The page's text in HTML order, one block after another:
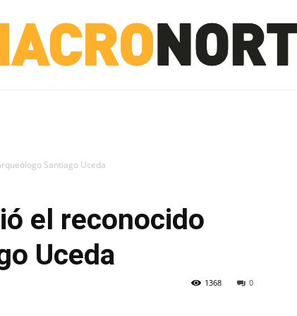
Santiago Uceda
el reconocido
Uceda
0
1368